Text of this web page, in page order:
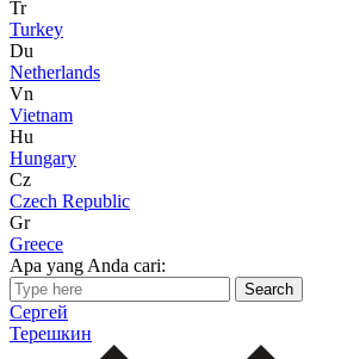
Tr
Turkey
Du
Netherlands
Vn
Vietnam
Hu
Hungary
Cz
Czech Republic
Gr
Greece
Apa yang Anda cari:
Сергей
Терешкин